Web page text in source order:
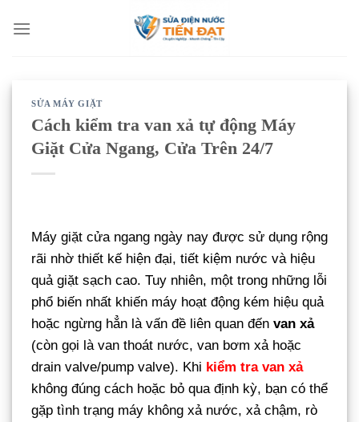
qua
SỬA MÁY GIẶT
Cách kiểm tra van xả tự động Máy
Giặt Cửa Ngang, Cửa Trên 24/7
Máy giặt cửa ngang ngày nay được sử dụng rộng
rãi nhờ thiết kế hiện đại, tiết kiệm nước và hiệu
quả giặt sạch cao. Tuy nhiên, một trong những lỗi
phổ biến nhất khiến máy hoạt động kém hiệu quả
hoặc ngừng hẳn là vấn đề liên quan đến van xả
(còn gọi là van thoát nước, van bơm xả hoặc
drain valve/pump valve). Khi kiểm tra van xả
không đúng cách hoặc bỏ qua định kỳ, bạn có thể
gặp tình trạng máy không xả nước, xả chậm, rò